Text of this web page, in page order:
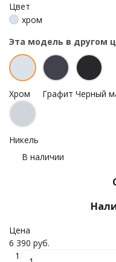
Цвет
хром
Эта модель в другом
Хром Графит Черный
Никель
В наличии
Цена
6 390 руб.
1